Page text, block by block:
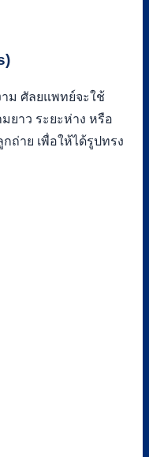
ม ศัลยแพทย์จะใช้
ยาว ระยะห่าง หรือ
ถ่าย เพื่อให้ได้รูปทรง